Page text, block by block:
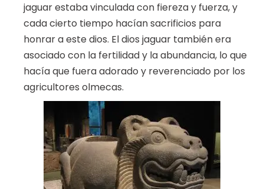
jaguar estaba vinculada con fiereza y fuerza, y
cada cierto tiempo hacían sacrificios para
honrar a este dios. El dios jaguar también era
asociado con la fertilidad y la abundancia, lo que
hacía que fuera adorado y reverenciado por los
agricultores olmecas.